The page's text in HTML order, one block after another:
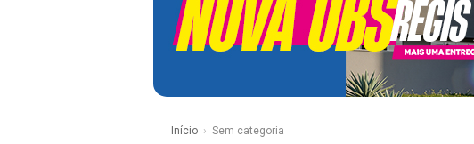
Início Sem categoria